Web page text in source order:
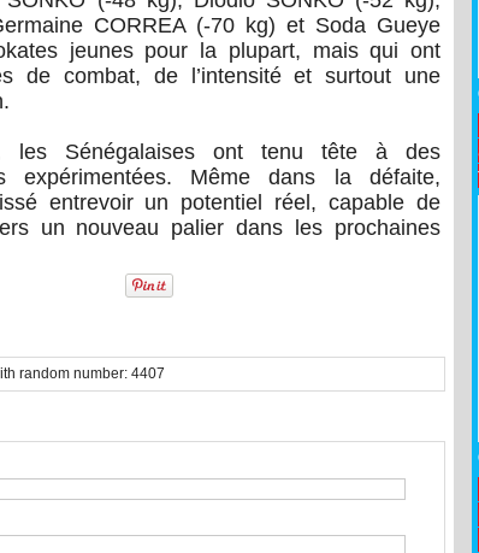
CORREA (-70 kg) et Soda Gueye
jeunes pour la plupart, mais qui ont
de combat, de l’intensité et surtout une
les Sénégalaises ont tenu tête à des
expérimentées. Même dans la défaite,
entrevoir un potentiel réel, capable de
un nouveau palier dans les prochaines
random number: 4407